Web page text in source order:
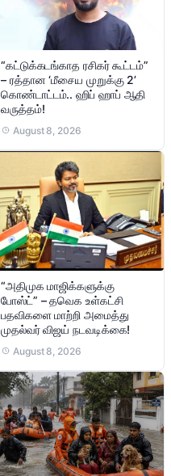
“கட்டுக்கடங்காத ரசிகர் கூட்டம்”
– ரத்தான ‘மீசைய முறுக்கு 2’
கொண்டாட்டம்.. ஹிப் ஹாப் ஆதி
வருத்தம்!
August 8, 2026
“அதிமுக மாஜிக்களுக்கு
போஸ்ட்” – தவெக உள்கட்சி
பதவிகளை மாற்றி அமைத்து
முதல்வர் விஜய் நடவடிக்கை!
August 8, 2026